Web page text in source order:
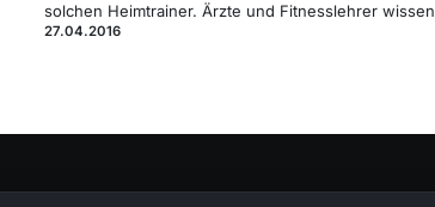
solchen Heimtrainer. Ärzte und Fitnesslehrer wissen
27.04.2016